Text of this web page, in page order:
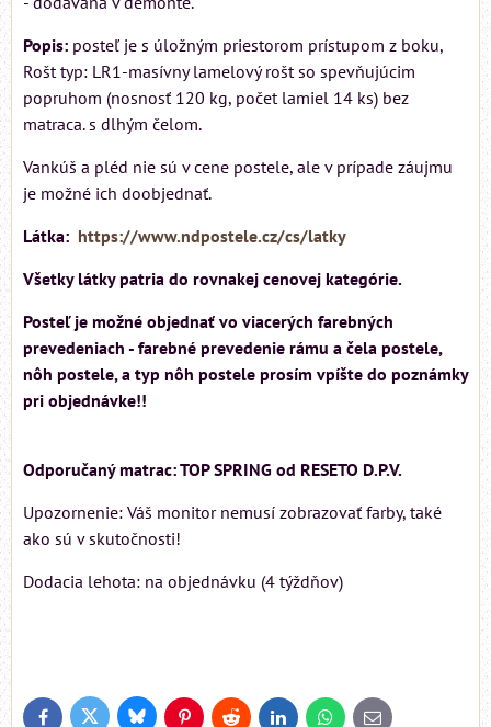
Popis: posteľ je s úložným priestorom prístupom z boku,
Rošt typ: LR1-masívny lamelový rošt so spevňujúcim
popruhom (nosnosť 120 kg, počet lamiel 14 ks) bez
matraca. s dlhým čelom.
Vankúš a pléd nie sú v cene postele, ale v prípade záujmu
je možné ich doobjednať.
Látka: https://www.ndpostele.cz/cs/latky
Všetky látky patria do rovnakej cenovej kategórie.
Posteľ je možné objednať vo viacerých farebných
prevedeniach - farebné prevedenie rámu a čela postele,
nôh postele, a typ nôh postele prosím vpíšte do poznámky
pri objednávke!!
Odporučaný matrac: TOP SPRING od RESETO D.P.V.
Upozornenie: Váš monitor nemusí zobrazovať farby, také
ako sú v skutočnosti!
Dodacia lehota: na objednávku (4 týždňov)
FacebookTwitter BlueskyPinterestReddit LinkedInWhatsApp
E-